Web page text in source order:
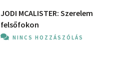
JODI MCALISTER: Szerelem
felsőfokon
NINCS HOZZÁSZÓLÁS